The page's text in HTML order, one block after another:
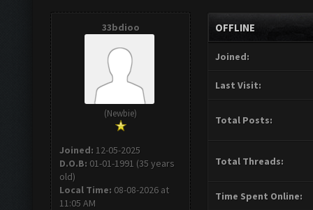
33bdioo
(Newbie)
Joined: 12-05-2025
D.O.B: 01-01-1991 (35 years
old)
Local Time: 08-08-2026 at
11:05 AM
OFFLINE
Joined:
Last Visit:
Total Posts:
Total Threads:
Time Spent Online: